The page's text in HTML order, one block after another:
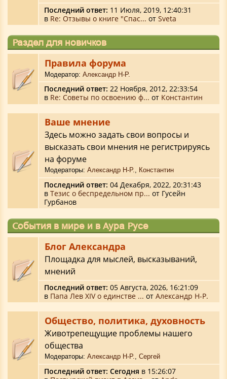
Последний ответ: 11 Июля, 2019, 12:40:31
в Re: Отзывы о книге "Спас... от Sveta
Раздел для новичков
Правила форума
Модератор:Александр Н-Р.
Последний ответ: 22 Ноября, 2012, 22:33:54
в Re: Советы по освоению ф... от Константин
Ваше мнение
Здесь можно задать свои вопросы и
высказать свои мнения не регистрируясь
на форуме
Модераторы:Александр Н-Р., Константин
Последний ответ: 04 Декабря, 2022, 20:31:43
в Тезис о беспредельном пр... от Гусейн
Гурбанов
События в мире и в Аура Русе
Блог Александра
Площадка для мыслей, высказываний,
мнений
Последний ответ: 05 Августа, 2026, 16:21:09
в Папа Лев XIV о единстве ... от Александр Н-Р.
Общество, политика, духовность
Животрепещущие проблемы нашего
общества
Модераторы:Александр Н-Р. ,Сергей
Последний ответ: Сегодня в 15:26:07